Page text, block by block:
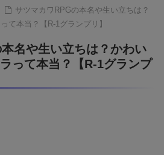
サツマカワRPGの本名や生い立ちは？
て本当？【R-1グランプリ】
名や生い立ちは？かわい
って本当？【R-1グランプ